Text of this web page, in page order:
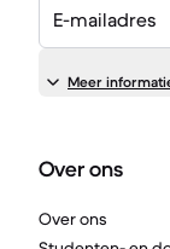
E-mailadres
Meer
Over ons
Over ons